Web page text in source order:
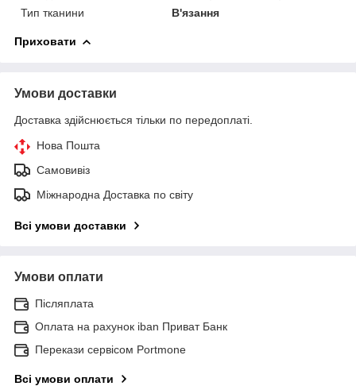
Тип тканини
В'язання
Приховати
Умови доставки
Доставка здійснюється тільки по передоплаті.
Нова Пошта
Самовивіз
Міжнародна Доставка по світу
Всі умови доставки
Умови оплати
Післяплата
Оплата на рахунок iban Приват Банк
Перекази сервісом Portmone
Всі умови оплати